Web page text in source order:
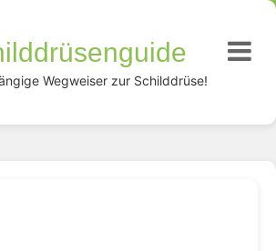
Wegweiser zur Schilddrüse!